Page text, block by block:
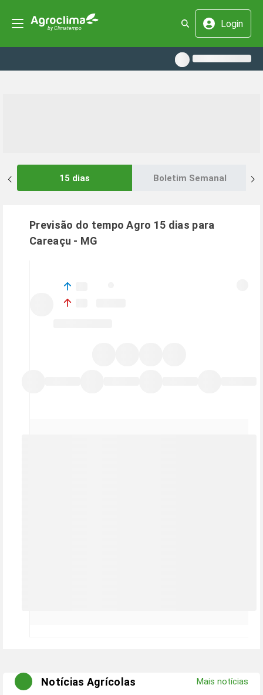
Login
15 dias Boletim Semanal
Previsão do tempo Agro 15 dias para
Careaçu - MG
Notícias Agrícolas Mais notícias